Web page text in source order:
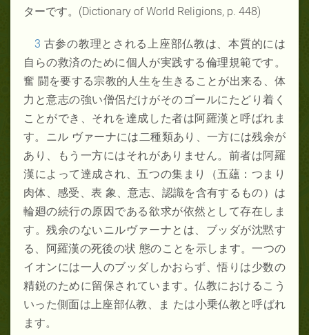
ターです。(Dictionary of World Religions, p. 448)
3 古参の教理とされる上座部仏教は、本質的には
自らの救済のために個人が実践する倫理規範です。
奮 闘を要する宗教的人生を生きることが出来る、体
力と意志の強い僧侶だけがそのゴールにたどり着く
ことができ、それを達成した者は阿羅漢と呼ばれま
す。ニル ヴァーナには二種類あり、一方には残余が
あり、もう一方にはそれがありません。前者は阿羅
漢によって達成され、五つの集まり（五蘊：つまり
肉体、感受、表 象、意志、認識を含有するもの）は
輪廻の続行の原因である欲求が依然として存在しま
す。残余のないニルヴァーナとは、ブッダが沈黙す
る、阿羅漢の死後の状 態のことを示します。一つの
イオンには一人のブッダしかおらず、悟りは少数の
精鋭のために留保されています。仏教におけるこう
いった側面は上座部仏教、ま たは小乗仏教と呼ばれ
ます。